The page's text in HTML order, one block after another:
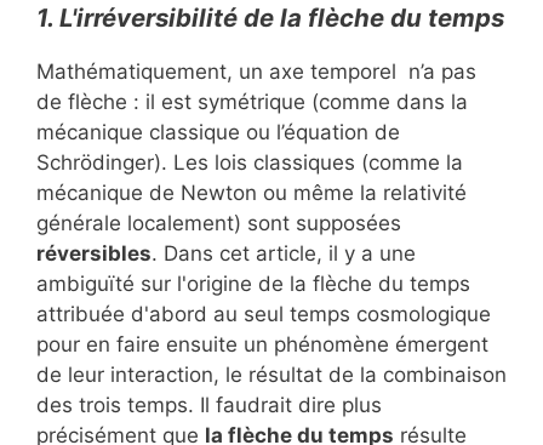
1. L'irréversibilité de la flèche du temps
Mathématiquement, un axe temporel n’a pas
de flèche : il est symétrique (comme dans la
mécanique classique ou l’équation de
Schrödinger). Les lois classiques (comme la
mécanique de Newton ou même la relativité
générale localement) sont supposées
réversibles. Dans cet article, il y a une
ambiguïté sur l'origine de la flèche du temps
attribuée d'abord au seul temps cosmologique
pour en faire ensuite un phénomène émergent
de leur interaction, le résultat de la combinaison
des trois temps. Il faudrait dire plus
précisément que la flèche du temps résulte